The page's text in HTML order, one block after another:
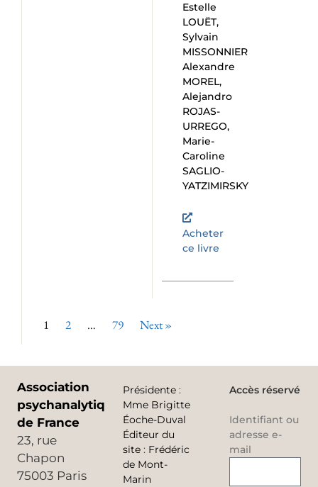
Estelle
LOUËT,
Sylvain
MISSONNIER
Alexandre
MOREL,
Alejandro
ROJAS-
URREGO,
Marie-
Caroline
SAGLIO-
YATZIMIRSKY
Acheter
ce livre
1 2 … 79 Next »
Association
psychanalytique
de France
23, rue
Chapon
75003 Paris
Présidente :
Mme Brigitte
Éoche-Duval
Éditeur du
site : Frédéric
de Mont-
Marin
Accès réservé
Identifiant ou
adresse e-
mail